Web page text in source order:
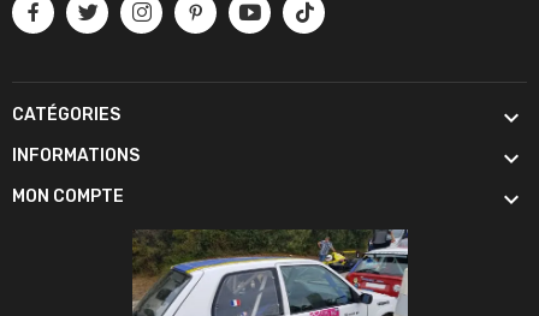
CATÉGORIES 
INFORMATIONS 
MON COMPTE 